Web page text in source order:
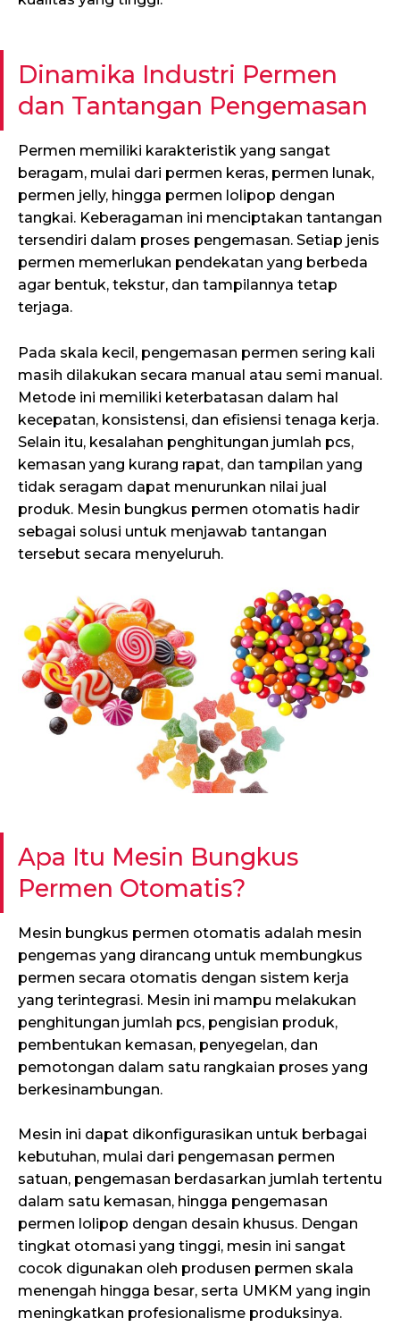
Dinamika Industri Permen
dan Tantangan Pengemasan
Permen memiliki karakteristik yang sangat
beragam, mulai dari permen keras, permen lunak,
permen jelly, hingga permen lolipop dengan
tangkai. Keberagaman ini menciptakan tantangan
tersendiri dalam proses pengemasan. Setiap jenis
permen memerlukan pendekatan yang berbeda
agar bentuk, tekstur, dan tampilannya tetap
terjaga.
Pada skala kecil, pengemasan permen sering kali
masih dilakukan secara manual atau semi manual.
Metode ini memiliki keterbatasan dalam hal
kecepatan, konsistensi, dan efisiensi tenaga kerja.
Selain itu, kesalahan penghitungan jumlah pcs,
kemasan yang kurang rapat, dan tampilan yang
tidak seragam dapat menurunkan nilai jual
produk. Mesin bungkus permen otomatis hadir
sebagai solusi untuk menjawab tantangan
tersebut secara menyeluruh.
Apa Itu Mesin Bungkus
Permen Otomatis?
Mesin bungkus permen otomatis adalah mesin
pengemas yang dirancang untuk membungkus
permen secara otomatis dengan sistem kerja
yang terintegrasi. Mesin ini mampu melakukan
penghitungan jumlah pcs, pengisian produk,
pembentukan kemasan, penyegelan, dan
pemotongan dalam satu rangkaian proses yang
berkesinambungan.
Mesin ini dapat dikonfigurasikan untuk berbagai
kebutuhan, mulai dari pengemasan permen
satuan, pengemasan berdasarkan jumlah tertentu
dalam satu kemasan, hingga pengemasan
permen lolipop dengan desain khusus. Dengan
tingkat otomasi yang tinggi, mesin ini sangat
cocok digunakan oleh produsen permen skala
menengah hingga besar, serta UMKM yang ingin
meningkatkan profesionalisme produksinya.